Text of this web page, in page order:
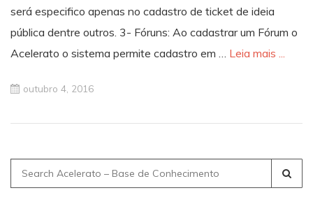
será especifico apenas no cadastro de ticket de ideia
pública dentre outros. 3- Fóruns: Ao cadastrar um Fórum o
Acelerato o sistema permite cadastro em … Leia mais ...
outubro 4, 2016
Search
for: